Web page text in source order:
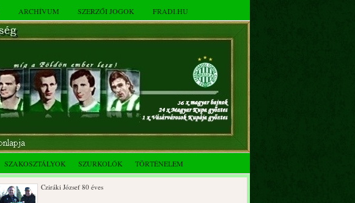
ARCHÍVUM SZERZŐI JOGOK FRADI.HU
SZAKOSZTÁLYOK SZURKOLÓK TÖRTÉNELEM
Cziráki József 80 éves